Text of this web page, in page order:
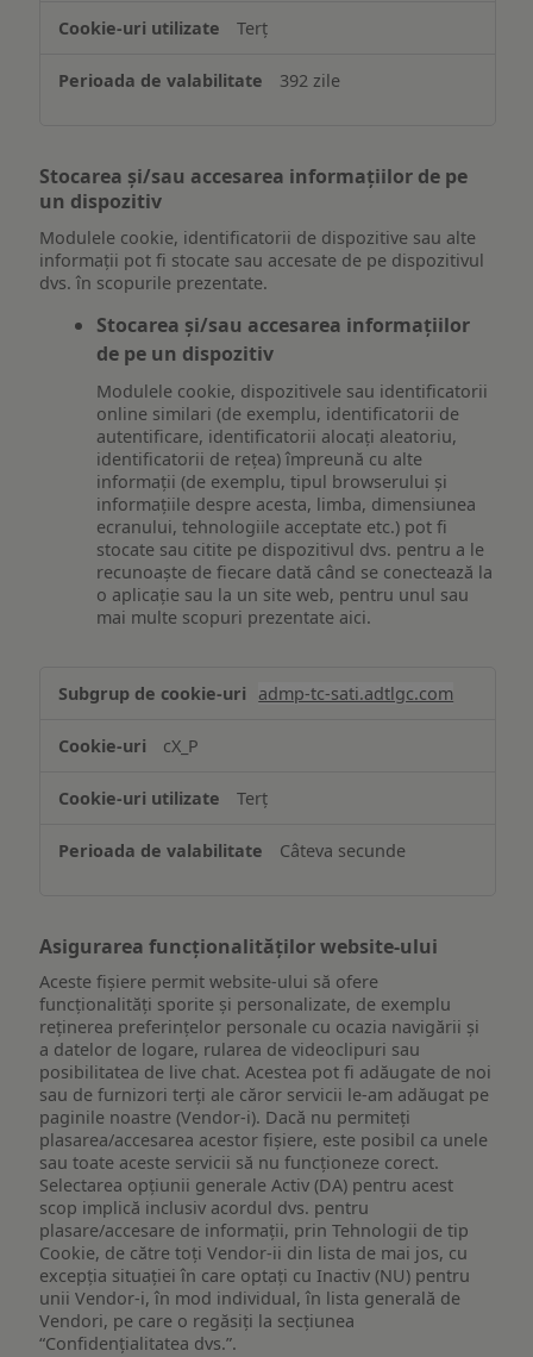
Terț
392 zile
Stocarea și/sau accesarea informațiilor de pe
un dispozitiv
Modulele cookie, identificatorii de dispozitive sau alte
informații pot fi stocate sau accesate de pe dispozitivul
dvs. în scopurile prezentate.
Stocarea și/sau accesarea informațiilor
de pe un dispozitiv
Modulele cookie, dispozitivele sau identificatorii
online similari (de exemplu, identificatorii de
autentificare, identificatorii alocați aleatoriu,
identificatorii de rețea) împreună cu alte
informații (de exemplu, tipul browserului și
informațiile despre acesta, limba, dimensiunea
ecranului, tehnologiile acceptate etc.) pot fi
stocate sau citite pe dispozitivul dvs. pentru a le
recunoaște de fiecare dată când se conectează la
o aplicație sau la un site web, pentru unul sau
mai multe scopuri prezentate aici.
și/sau
informațiilor
pe
dispozitiv
admp-tc-sati.adtlgc.com
cX_P
Terț
Câteva secunde
Asigurarea funcționalităților website-ului
Aceste fișiere permit website-ului să ofere
funcționalități sporite și personalizate, de exemplu
reţinerea preferinţelor personale cu ocazia navigării și
a datelor de logare, rularea de videoclipuri sau
posibilitatea de live chat. Acestea pot fi adăugate de noi
sau de furnizori terți ale căror servicii le-am adăugat pe
paginile noastre (Vendor-i). Dacă nu permiteți
plasarea/accesarea acestor fișiere, este posibil ca unele
sau toate aceste servicii să nu funcționeze corect.
Selectarea opțiunii generale Activ (DA) pentru acest
scop implică inclusiv acordul dvs. pentru
plasare/accesare de informații, prin Tehnologii de tip
Cookie, de către toți Vendor-ii din lista de mai jos, cu
excepția situației în care optați cu Inactiv (NU) pentru
unii Vendor-i, în mod individual, în lista generală de
Vendori, pe care o regăsiți la secțiunea
“Confidențialitatea dvs.”.